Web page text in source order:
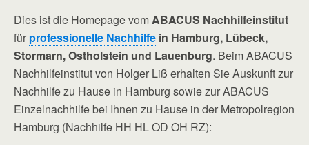
Dies ist die Homepage vomABACUS Nachhilfeinstitut
für professionelle Nachhilfe in Hamburg, Lübeck,
Stormarn, Ostholstein und Lauenburg. Beim ABACUS
Nachhilfeinstitut von Holger Liß erhalten Sie Auskunft zur
Nachhilfe zu Hause in Hamburg sowie zur ABACUS
Einzelnachhilfe bei Ihnen zu Hause in der Metropolregion
Hamburg (Nachhilfe HH HL OD OH RZ):